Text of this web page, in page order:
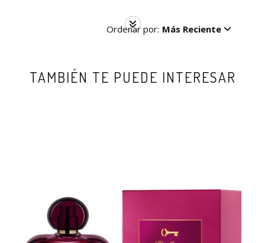
Ordenar por: Más Reciente
TAMBIÉN TE PUEDE INTERESAR